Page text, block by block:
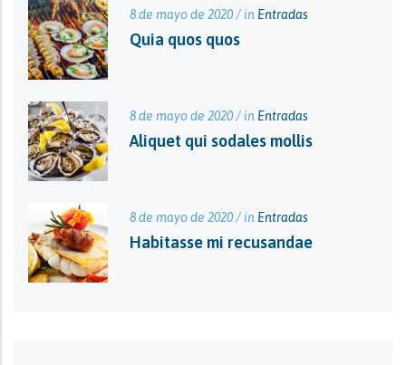
8 de mayo de 2020 / in Entradas
Quia quos quos
8 de mayo de 2020 / in Entradas
Aliquet qui sodales mollis
8 de mayo de 2020 / in Entradas
Habitasse mi recusandae